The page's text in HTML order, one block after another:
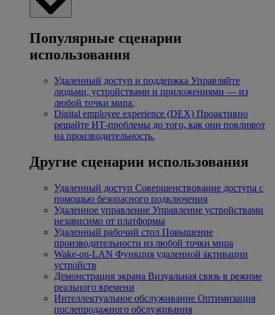
Популярные сценарии
использования
Удаленный доступ и поддержка Управляйте
людьми, устройствами и приложениями — из
любой точки мира.
Digital employee experience (DEX) Проактивно
решайте ИТ-проблемы до того, как они повлияют
на производительность.
Другие сценарии использования
Удаленный доступ Совершенствование доступа с
помощью безопасного подключения
Удаленное управление Управление устройствами
независимо от платформы
Удаленный рабочий стол Повышение
производительности из любой точки мира
Wake-on-LAN Функция удаленной активации
устройств
Демонстрация экрана Визуальная связь в режиме
реального времени
Интеллектуальное обслуживание Оптимизация
послепродажного обслуживания